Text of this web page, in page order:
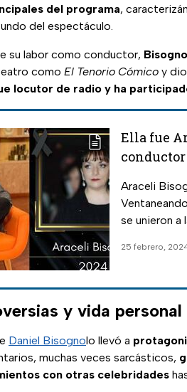
del programa,
del espectáculo.
su labor como conductor,
como El Tenorio Cómico y
locutor de radio y ha
Ella fue
Araceli
se unieron a
25 febrero,
y vida personal
Daniel Bisognolo llevó a
muchas veces sarcásticos,
con otras celebridades